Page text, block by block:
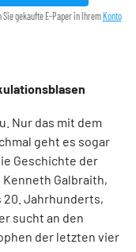
Sie gekaufte E-Paper in Ihrem Konto
Nur das mit dem
geht es sogar
Geschichte der
Galbraith,
20. Jahrhunderts,
sucht an den
der letzten vier